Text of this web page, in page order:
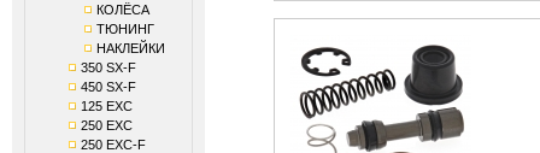
КОЛЁСА
ТЮНИНГ
НАКЛЕЙКИ
350 SX-F
450 SX-F
125 EXC
250 EXC
250 EXC-F